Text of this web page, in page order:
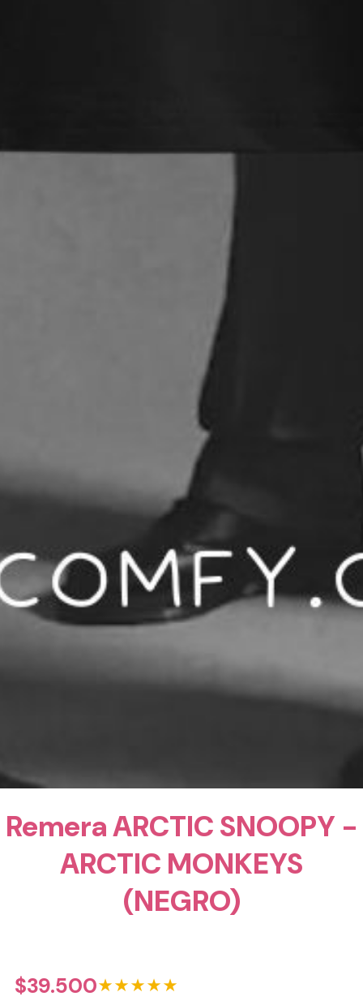
Remera ARCTIC SNOOPY -
ARCTIC MONKEYS
(NEGRO)
$39.500★★★★★